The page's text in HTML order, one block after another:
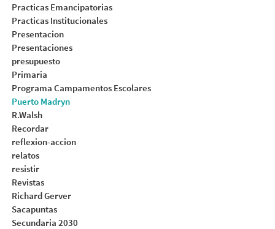
Practicas Emancipatorias
Practicas Institucionales
Presentacion
Presentaciones
presupuesto
Primaria
Programa Campamentos Escolares
Puerto Madryn
R.Walsh
Recordar
reflexion-accion
relatos
resistir
Revistas
Richard Gerver
Sacapuntas
Secundaria 2030